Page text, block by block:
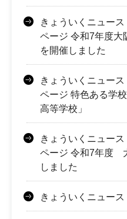
きょういくニュー
ページ 令和7年度大
を開催しました
きょういくニュー
ページ 特色ある学
高等学校」
きょういくニュー
ページ 令和7年度
しました
きょういくニュース